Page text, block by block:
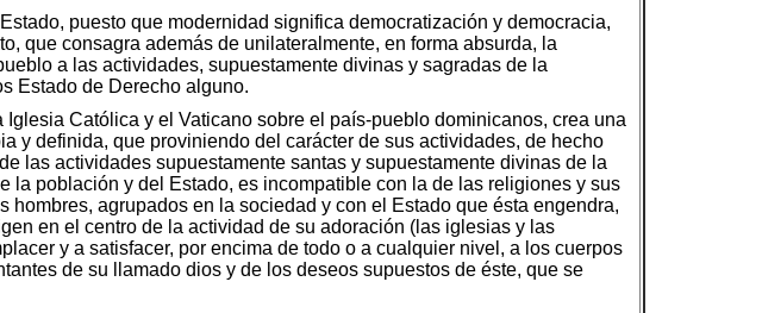
puesto que modernidad significa democratización y democracia,
que consagra además de unilateralmente, en forma absurda, la
a las actividades, supuestamente divinas y sagradas de la
Estado de Derecho alguno.
Católica y el Vaticano sobre el país-pueblo dominicanos, crea una
y definida, que proviniendo del carácter de sus actividades, de hecho
las actividades supuestamente santas y supuestamente divinas de la
la población y del Estado, es incompatible con la de las religiones y sus
agrupados en la sociedad y con el Estado que ésta engendra,
en el centro de la actividad de su adoración (las iglesias y las
y a satisfacer, por encima de todo o a cualquier nivel, a los cuerpos
de su llamado dios y de los deseos supuestos de éste, que se